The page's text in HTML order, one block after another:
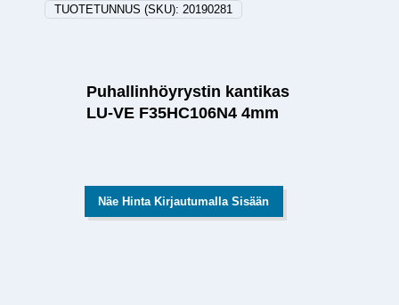
TUOTETUNNUS (SKU): 20190281
Puhallinhöyrystin kantikas
LU-VE F35HC106N4 4mm
Näe Hinta Kirjautumalla Sisään